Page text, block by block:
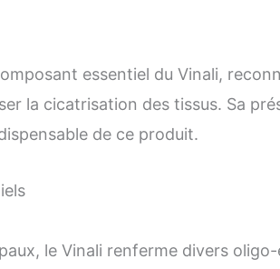
essentiel du Vinali,
la cicatrisation des tissus. Sa
de ce produit.
le Vinali renferme divers